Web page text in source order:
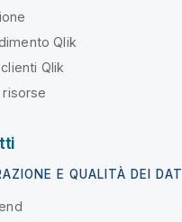
Qlik
Qlik
risorse
E QUALITÀ DEI DATI